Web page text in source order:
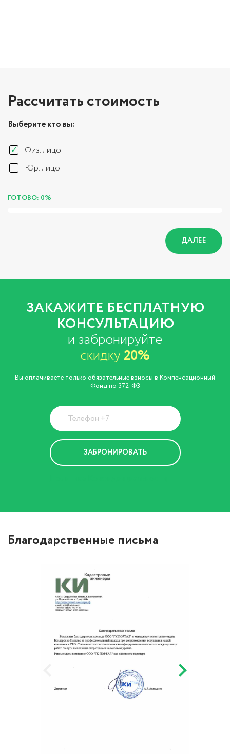
Рассчитать стоимость
Выберите кто вы:
Физ. лицо
Юр. лицо
ГОТОВО: 0%
ДАЛЕЕ
ЗАКАЖИТЕ БЕСПЛАТНУЮ
КОНСУЛЬТАЦИЮ
и забронируйте
скидку 20%
Вы оплачиваете только обязательные взносы в Компенсационный
Фонд по 372-ФЗ
Благодарственные письма